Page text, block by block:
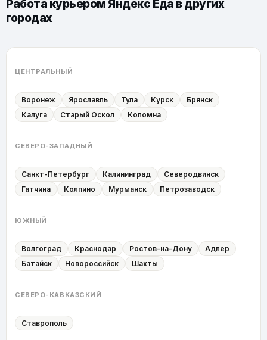
Работа курьером Яндекс Еда в других
городах
ЦЕНТРАЛЬНЫЙ
Воронеж Ярославль Тула Курск
Брянск
Калуга
Старый Оскол Коломна
СЕВЕРО-ЗАПАДНЫЙ
Санкт-Петербург Калининград
Северодвинск
Гатчина
Колпино Мурманск Петрозаводск
ЮЖНЫЙ
Волгоград Краснодар Ростов-на-Дону
Адлер
Батайск
Новороссийск Шахты
СЕВЕРО-КАВКАЗСКИЙ
Ставрополь